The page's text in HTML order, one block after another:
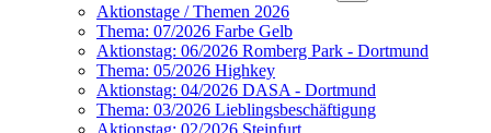
Aktionstage / Themen 2026
Thema: 07/2026 Farbe Gelb
Aktionstag: 06/2026 Romberg Park - Dortmund
Thema: 05/2026 Highkey
Aktionstag: 04/2026 DASA - Dortmund
Thema: 03/2026 Lieblingsbeschäftigung
Aktionstag: 02/2026 Steinfurt